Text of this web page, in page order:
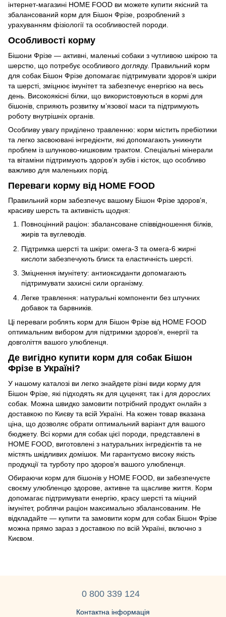
інтернет-магазині HOME FOOD ви можете купити якісний та
збалансований корм для Бішон Фрізе, розроблений з
урахуванням фізіології та особливостей породи.
Особливості корму
Бішони Фрізе — активні, маленькі собаки з чутливою шкірою та
шерстю, що потребує особливого догляду. Правильний корм
для собак Бішон Фрізе допомагає підтримувати здоров’я шкіри
та шерсті, зміцнює імунітет та забезпечує енергією на весь
день. Високоякісні білки, що використовуються в кормі для
бішонів, сприяють розвитку м’язової маси та підтримують
роботу внутрішніх органів.
Особливу увагу приділено травленню: корм містить пребіотики
та легко засвоювані інгредієнти, які допомагають уникнути
проблем із шлунково-кишковим трактом. Спеціальні мінерали
та вітаміни підтримують здоров’я зубів і кісток, що особливо
важливо для маленьких порід.
Переваги корму від HOME FOOD
Правильний корм забезпечує вашому Бішон Фрізе здоров’я,
красиву шерсть та активність щодня:
Повноцінний раціон: збалансоване співвідношення білків,
жирів та вуглеводів.
Підтримка шерсті та шкіри: омега-3 та омега-6 жирні
кислоти забезпечують блиск та еластичність шерсті.
Зміцнення імунітету: антиоксиданти допомагають
підтримувати захисні сили організму.
Легке травлення: натуральні компоненти без штучних
добавок та барвників.
Ці переваги роблять корм для Бішон Фрізе від HOME FOOD
оптимальним вибором для підтримки здоров’я, енергії та
довголіття вашого улюбленця.
Де вигідно купити корм для собак Бішон
Фрізе в Україні?
У нашому каталозі ви легко знайдете різні види корму для
Бішон Фрізе, які підходять як для цуценят, так і для дорослих
собак. Можна швидко замовити потрібний продукт онлайн з
доставкою по Києву та всій Україні. На кожен товар вказана
ціна, що дозволяє обрати оптимальний варіант для вашого
бюджету. Всі корми для собак цієї породи, представлені в
HOME FOOD, виготовлені з натуральних інгредієнтів та не
містять шкідливих домішок. Ми гарантуємо високу якість
продукції та турботу про здоров’я вашого улюбленця.
Обираючи корм для бішонів у HOME FOOD, ви забезпечуєте
своєму улюбленцю здорове, активне та щасливе життя. Корм
допомагає підтримувати енергію, красу шерсті та міцний
імунітет, роблячи раціон максимально збалансованим. Не
відкладайте — купити та замовити корм для собак Бішон Фрізе
можна прямо зараз з доставкою по всій Україні, включно з
Києвом.
0 800 339 124
Контактна інформація